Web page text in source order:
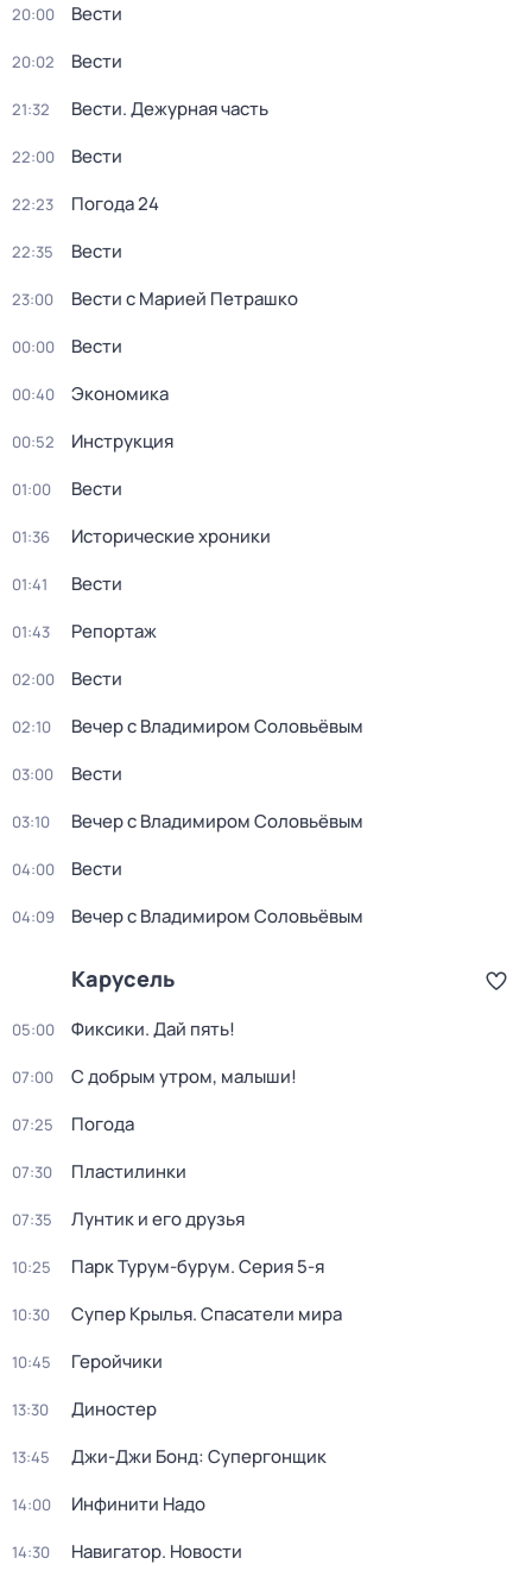
20:00 Вести
20:02 Вести
21:32 Вести. Дежурная часть
22:00 Вести
22:23 Погода 24
22:35 Вести
23:00 Вести с Марией Петрашко
00:00 Вести
00:40 Экономика
00:52 Инструкция
01:00 Вести
01:36 Исторические хроники
01:41 Вести
01:43 Репортаж
02:00 Вести
02:10 Вечер с Владимиром Соловьёвым
03:00 Вести
03:10 Вечер с Владимиром Соловьёвым
04:00 Вести
04:09 Вечер с Владимиром Соловьёвым
Карусель
05:00 Фиксики. Дай пять!
07:00 С добрым утром, малыши!
07:25 Погода
07:30 Пластилинки
07:35 Лунтик и его друзья
10:25 Парк Турум-бурум. Серия 5-я
10:30 Супер Крылья. Спасатели мира
10:45 Геройчики
13:30 Диностер
13:45 Джи-Джи Бонд: Супергонщик
14:00 Инфинити Надо
14:30 Навигатор. Новости